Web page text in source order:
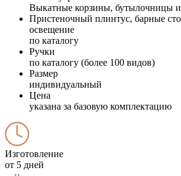
Выкатные корзины, бутылочницы
Пристеночный плинтус, барные
освещение
по каталогу
Ручки
по каталогу (более 100 видов)
Размер
индивидуальный
Цена
указана за базовую комплектацию
Изготовление
от 5 дней